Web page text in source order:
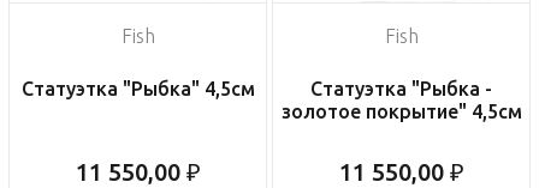
Fish
Статуэтка "Рыбка" 4,5см
11 550,00 ₽
Fish
Статуэтка "Рыбка -
золотое покрытие" 4,5см
11 550,00 ₽